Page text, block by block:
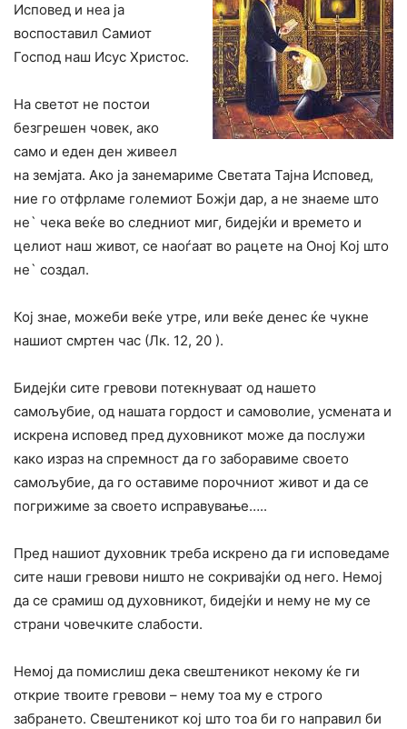
Исповед и неа ја
воспоставил Самиот
Господ наш Исус Христос.
На светот не постои
безгрешен човек, ако
само и еден ден живеел
на земјата. Ако ја занемариме Светата Тајна Исповед,
ние го отфрламе големиот Божји дар, а не знаеме што
не` чека веќе во следниот миг, бидејќи и времето и
целиот наш живот, се наоѓаат во рацете на Оној Кој што
не` создал.
Кој знае, можеби веќе утре, или веќе денес ќе чукне
нашиот смртен час (Лк. 12, 20 ).
Бидејќи сите гревови потекнуваат од нашето
самољубие, од нашата гордост и самоволие, усмената и
искрена исповед пред духовникот може да послужи
како израз на спремност да го заборавиме своето
самољубие, да го оставиме порочниот живот и да се
погрижиме за своето исправување…..
Пред нашиот духовник треба искрено да ги исповедаме
сите наши гревови ништо не сокривајќи од него. Немој
да се срамиш од духовникот, бидејќи и нему не му се
страни човечките слабости.
Немој да помислиш дека свештеникот некому ќе ги
открие твоите гревови – нему тоа му е строго
забрането. Свештеникот кој што тоа би го направил би